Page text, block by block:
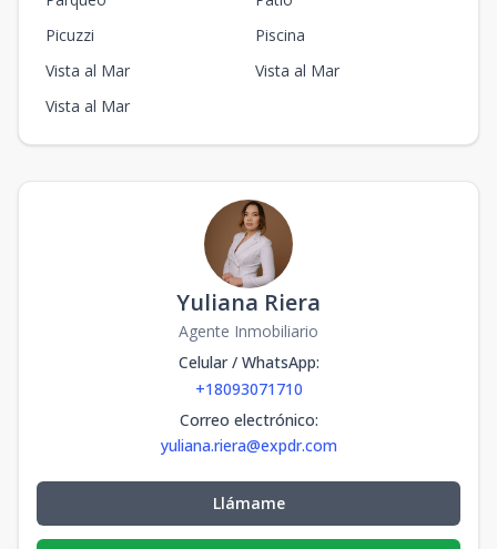
Picuzzi
Piscina
Vista al Mar
Vista al Mar
Vista al Mar
Yuliana Riera
Agente Inmobiliario
Celular / WhatsApp:
+18093071710
Correo electrónico:
yuliana.riera@expdr.com
Llámame